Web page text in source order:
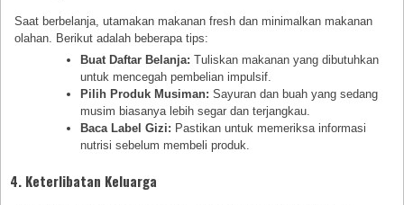
Saat berbelanja, utamakan makanan fresh dan minimalkan makanan
olahan. Berikut adalah beberapa tips:
Buat Daftar Belanja: Tuliskan makanan yang dibutuhkan
untuk mencegah pembelian impulsif.
Pilih Produk Musiman: Sayuran dan buah yang sedang
musim biasanya lebih segar dan terjangkau.
Baca Label Gizi: Pastikan untuk memeriksa informasi
nutrisi sebelum membeli produk.
4. Keterlibatan Keluarga